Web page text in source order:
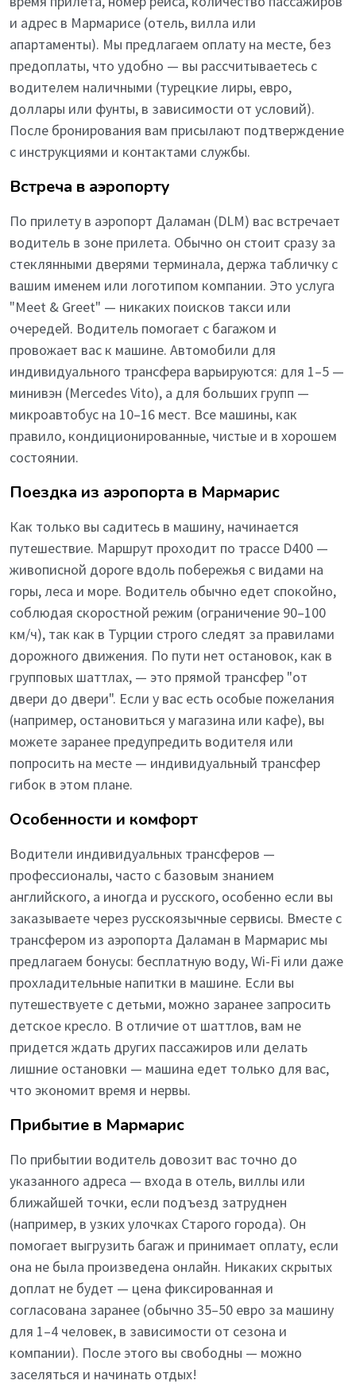
и адрес в Мармарисе (отель, вилла или
апартаменты). Мы предлагаем оплату на месте, без
предоплаты, что удобно — вы рассчитываетесь с
водителем наличными (турецкие лиры, евро,
доллары или фунты, в зависимости от условий).
После бронирования вам присылают подтверждение
с инструкциями и контактами службы.
Встреча в аэропорту
По прилету в аэропорт Даламан (DLM) вас встречает
водитель в зоне прилета. Обычно он стоит сразу за
стеклянными дверями терминала, держа табличку с
вашим именем или логотипом компании. Это услуга
"Meet & Greet" — никаких поисков такси или
очередей. Водитель помогает с багажом и
провожает вас к машине. Автомобили для
индивидуального трансфера варьируются: для 1–5 —
минивэн (Mercedes Vito), а для больших групп —
микроавтобус на 10–16 мест. Все машины, как
правило, кондиционированные, чистые и в хорошем
состоянии.
Поездка из аэропорта в Мармарис
Как только вы садитесь в машину, начинается
путешествие. Маршрут проходит по трассе D400 —
живописной дороге вдоль побережья с видами на
горы, леса и море. Водитель обычно едет спокойно,
соблюдая скоростной режим (ограничение 90–100
км/ч), так как в Турции строго следят за правилами
дорожного движения. По пути нет остановок, как в
групповых шаттлах, — это прямой трансфер "от
двери до двери". Если у вас есть особые пожелания
(например, остановиться у магазина или кафе), вы
можете заранее предупредить водителя или
попросить на месте — индивидуальный трансфер
гибок в этом плане.
Особенности и комфорт
Водители индивидуальных трансферов —
профессионалы, часто с базовым знанием
английского, а иногда и русского, особенно если вы
заказываете через русскоязычные сервисы. Вместе с
трансфером из аэропорта Даламан в Мармарис мы
предлагаем бонусы: бесплатную воду, Wi-Fi или даже
прохладительные напитки в машине. Если вы
путешествуете с детьми, можно заранее запросить
детское кресло. В отличие от шаттлов, вам не
придется ждать других пассажиров или делать
лишние остановки — машина едет только для вас,
что экономит время и нервы.
Прибытие в Мармарис
По прибытии водитель довозит вас точно до
указанного адреса — входа в отель, виллы или
ближайшей точки, если подъезд затруднен
(например, в узких улочках Старого города). Он
помогает выгрузить багаж и принимает оплату, если
она не была произведена онлайн. Никаких скрытых
доплат не будет — цена фиксированная и
согласована заранее (обычно 35–50 евро за машину
для 1–4 человек, в зависимости от сезона и
компании). После этого вы свободны — можно
заселяться и начинать отдых!